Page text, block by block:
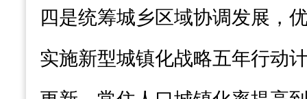
四是统筹城乡区域协调发展，
实施新型城镇化战略五年行动